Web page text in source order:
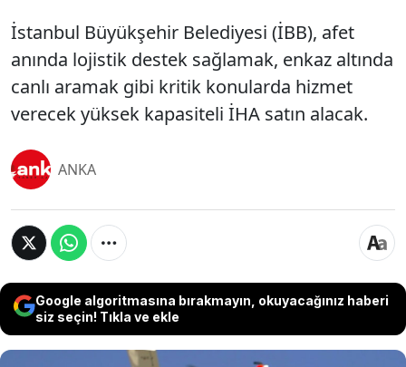
İstanbul Büyükşehir Belediyesi (İBB), afet
anında lojistik destek sağlamak, enkaz altında
canlı aramak gibi kritik konularda hizmet
verecek yüksek kapasiteli İHA satın alacak.
ANKA
Google algoritmasına bırakmayın, okuyacağınız haberi
siz seçin! Tıkla ve ekle